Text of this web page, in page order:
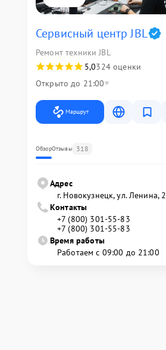
Сервисный центр JBL
Ремонт техники JBL
5,0324 оценки
Открыто до 21:00
Маршрут
ОбзорОтзывы 318
Адрес
г. Новокузнецк, ул. Ленина, 2
Контакты
+7 (800) 301-55-83
+7 (800) 301-55-83
Время работы
Работаем с 09:00 до 21:00